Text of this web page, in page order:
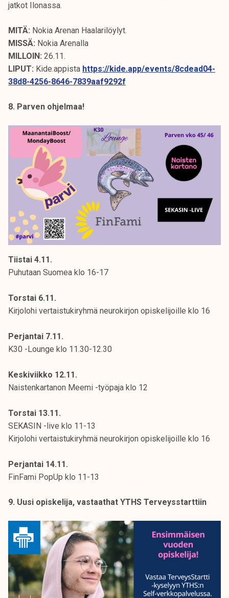
jatkot Ilonassa.
MITÄ: Nokia Arenan Haalarilöylyt.
MISSÄ: Nokia Arenalla
MILLOIN: 26.11.
LIPUT: Kide.appista https://kide.app/events/8cdead04-
38d8-4256-8646-7839aaf9292f
8. Parven ohjelmaa!
Tiistai 4.11.
Puhutaan Suomea klo 16-17
Torstai 6.11.
Kirjolohi vertaistukiryhmä neurokirjon opiskelijoille klo 16
Perjantai 7.11.
K30 -Lounge klo 11.30-12.30
Keskiviikko 12.11.
Naistenkartanon Meemi -työpaja klo 12
Torstai 13.11.
SEKASIN -live klo 11-13
Kirjolohi vertaistukiryhmä neurokirjon opiskelijoille klo 16
Perjantai 14.11.
FinFami PopUp klo 11-13
9. Uusi opiskelija, vastaathat YTHS Terveysstarttiin